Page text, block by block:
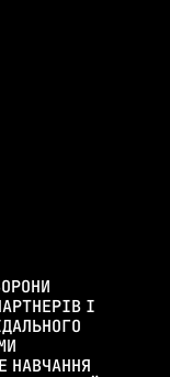
І
НАВЧАННЯ